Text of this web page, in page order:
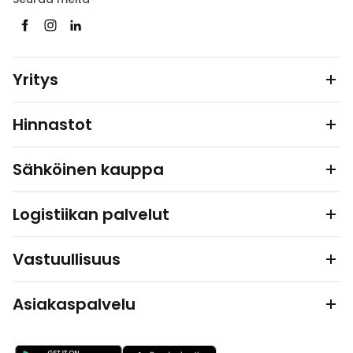
Yritys
Hinnastot
Sähköinen kauppa
Logistiikan palvelut
Vastuullisuus
Asiakaspalvelu